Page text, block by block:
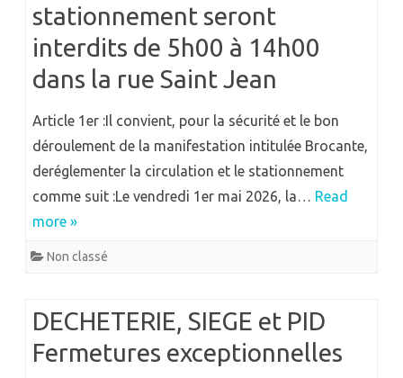
stationnement seront
interdits de 5h00 à 14h00
dans la rue Saint Jean
Article 1er :Il convient, pour la sécurité et le bon
déroulement de la manifestation intitulée Brocante,
deréglementer la circulation et le stationnement
comme suit :Le vendredi 1er mai 2026, la… Read
more »
Non classé
DECHETERIE, SIEGE et PID
Fermetures exceptionnelles